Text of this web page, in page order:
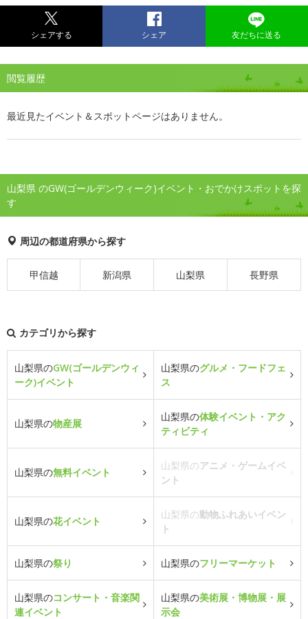
シェアする シェア 友だちに送る
閲覧履歴
最近見たイベント＆スポットページはありません。
山梨県 のGW(ゴールデンウィーク)イベント・おでかけスポットを探
す
周辺の都道府県から探す
甲信越 新潟県 山梨県 長野県
カテゴリから探す
山梨県のGW(ゴールデンウィ
ーク)イベント
山梨県のグルメ・フードフェ
ス
山梨県の物産展
山梨県の体験イベント・アク
ティビティ
山梨県の無料イベント
山梨県のアニメ・ゲームイベ
ント
山梨県の花イベント
山梨県の動物ふれあいイベン
ト
山梨県の祭り 山梨県のフリーマーケット
山梨県のコンサート・音楽関
連イベント
山梨県の美術展・博物展・展
示会